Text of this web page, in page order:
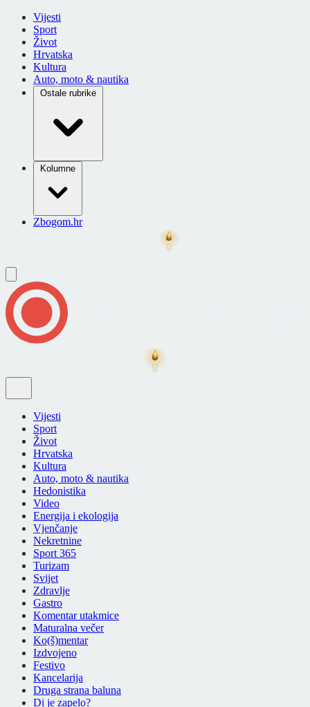
Vijesti
Sport
Život
Hrvatska
Kultura
Auto, moto & nautika
Ostale rubrike
Kolumne
Zbogom.hr
Vijesti
Sport
Život
Hrvatska
Kultura
Auto, moto & nautika
Hedonistika
Video
Energija i ekologija
Vjenčanje
Nekretnine
Sport 365
Turizam
Svijet
Zdravlje
Gastro
Komentar utakmice
Maturalna večer
Ko(š)mentar
Izdvojeno
Festivo
Kancelarija
Druga strana baluna
Di je zapelo?